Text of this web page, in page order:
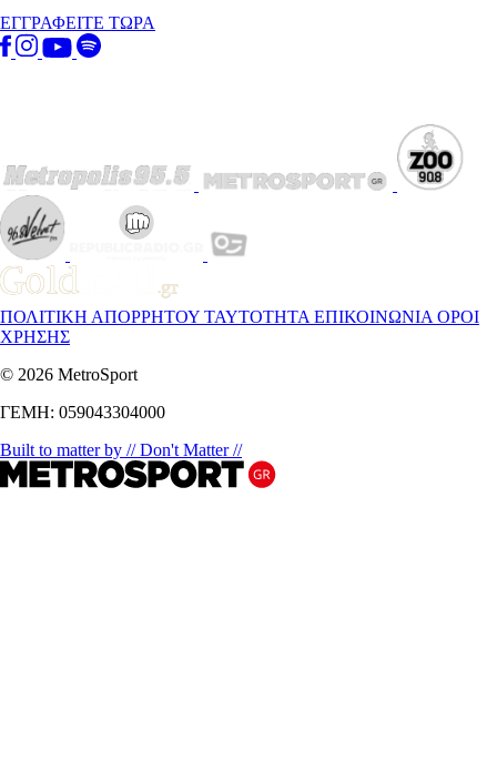
ΕΓΓΡΑΦΕΙΤΕ ΤΩΡΑ
ΠΟΛΙΤΙΚΗ ΑΠΟΡΡΗΤΟΥ ΤΑΥΤΟΤΗΤΑ ΕΠΙΚΟΙΝΩΝΙΑ ΟΡΟΙ
ΧΡΗΣΗΣ
© 2026 MetroSport
ΓΕΜΗ: 059043304000
Built to matter by // Don't Matter //